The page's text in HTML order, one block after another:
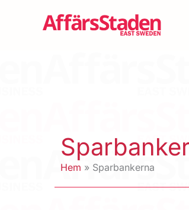
Hem Sparbankerna